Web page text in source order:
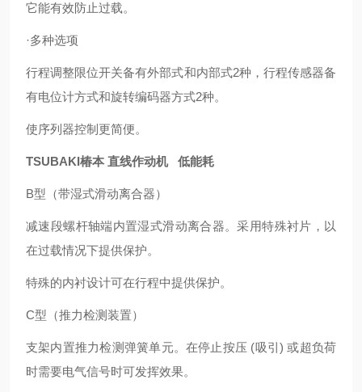
它能有效防止过载。
·多种选项
行程调整限位开关备有外部式和内部式2种，行程传感器备
有电位计方式和旋转编码器方式2种。
使序列器控制更简便。
TSUBAKI椿本 直线作动机 低能耗
B型（带湿式滑动离合器）
减速段螺杆轴端内置湿式滑动离合器。采用特殊衬片，以
在过载情况下提供保护。
特殊的内衬设计可在行程中提供保护。
C型（推力检测装置）
支架内置推力检测弹簧单元。在停止按压 (吸引) 或超负荷
时需要电气信号时可发挥效果。